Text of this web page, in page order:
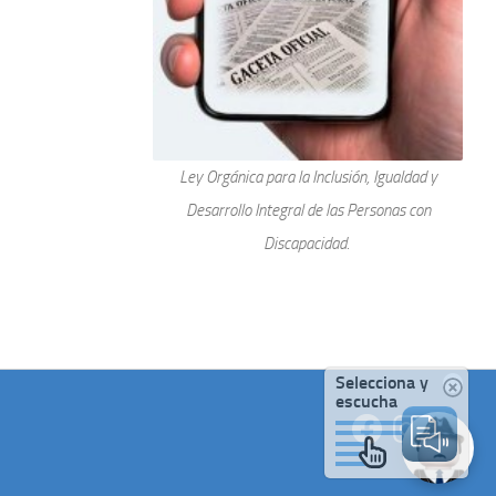
Ley Orgánica para la Inclusión, Igualdad y
Desarrollo Integral de las Personas con
Discapacidad.
Selecciona y
escucha